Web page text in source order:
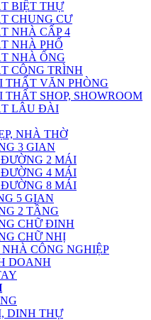
BIỆT THỰ
CHUNG CƯ
NHÀ CẤP 4
NHÀ PHỐ
NHÀ ỐNG
CÔNG TRÌNH
THẤT VĂN PHÒNG
THẤT SHOP, SHOWROOM
LÂU ĐÀI
NHÀ THỜ
3 GIAN
2 MÁI
4 MÁI
8 MÁI
5 GIAN
2 TẦNG
CHỮ ĐINH
CHỮ NHỊ
CÔNG NGHIỆP
DOANH
DINH THỰ